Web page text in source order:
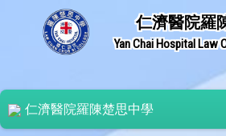
仁濟醫院羅
Yan Chai Hospital Law
仁濟醫院羅陳楚思中學